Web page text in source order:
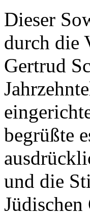
Dieser
durch die
Gertrud
begrüßte
und die
Jüdischen